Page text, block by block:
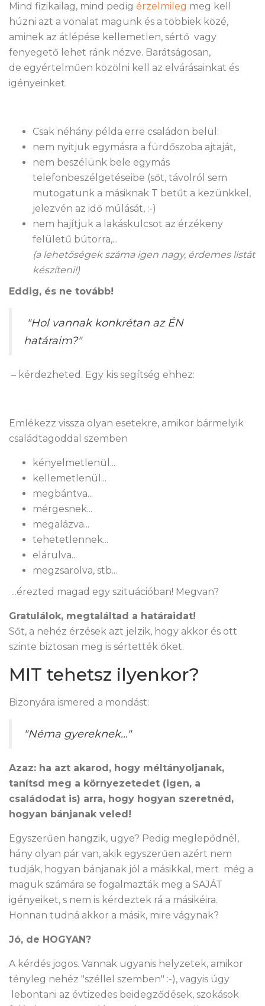
Mind fizikailag, mind pedig érzelmileg meg kell
húzni azt a vonalat magunk és a többiek közé,
aminek az átlépése kellemetlen, sértő vagy
fenyegető lehet ránk nézve. Barátságosan,
de egyértelműen közölni kell az elvárásainkat és
igényeinket.
Csak néhány példa erre családon belül:
nem nyitjuk egymásra a fürdőszoba ajtaját,
nem beszélünk bele egymás
telefonbeszélgetéseibe (sőt, távolról sem
mutogatunk a másiknak T betűt a kezünkkel,
jelezvén az idő múlását, :-)
nem hajítjuk a lakáskulcsot az érzékeny
felületű bútorra,...
(a lehetőségek száma igen nagy, érdemes listát
készíteni!)
Eddig, és ne tovább!
"Hol vannak konkrétan az ÉN
határaim?"
– kérdezheted. Egy kis segítség ehhez:
Emlékezz vissza olyan esetekre, amikor bármelyik
családtagoddal szemben
kényelmetlenül...
kellemetlenül...
megbántva...
mérgesnek...
megalázva...
tehetetlennek...
elárulva...
megzsarolva, stb...
...érezted magad egy szituációban! Megvan?
Gratulálok, megtaláltad a határaidat!
Sőt, a nehéz érzések azt jelzik, hogy akkor és ott
szinte biztosan meg is sértették őket.
MIT tehetsz ilyenkor?
Bizonyára ismered a mondást:
"Néma gyereknek..."
Azaz: ha azt akarod, hogy méltányoljanak,
tanítsd meg a környezetedet (igen, a
családodat is) arra, hogy hogyan szeretnéd,
hogyan bánjanak veled!
Egyszerűen hangzik, ugye? Pedig meglepődnél,
hány olyan pár van, akik egyszerűen azért nem
tudják, hogyan bánjanak jól a másikkal, mert még a
maguk számára se fogalmazták meg a SAJÁT
igényeiket, s nem is kérdeztek rá a másikéira.
Honnan tudná akkor a másik, mire vágynak?
Jó, de HOGYAN?
A kérdés jogos. Vannak ugyanis helyzetek, amikor
tényleg nehéz "széllel szemben" :-), vagyis úgy
lebontani az évtizedes beidegződések, szokások